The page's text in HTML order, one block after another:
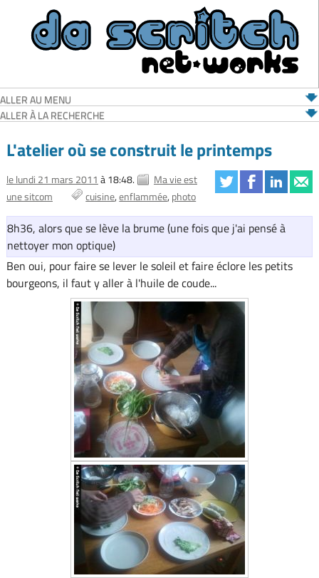
ALLER AU MENU
ALLER À LA RECHERCHE
L'atelier où se construit le printemps
le lundi 21 mars 2011 à 18:48.
Ma vie est
une sitcom
cuisine enflammée photo
8h36, alors que se lève la brume (une fois que j'ai pensé à
nettoyer mon optique)
Ben oui, pour faire se lever le soleil et faire éclore les petits
bourgeons, il faut y aller à l'huile de coude...